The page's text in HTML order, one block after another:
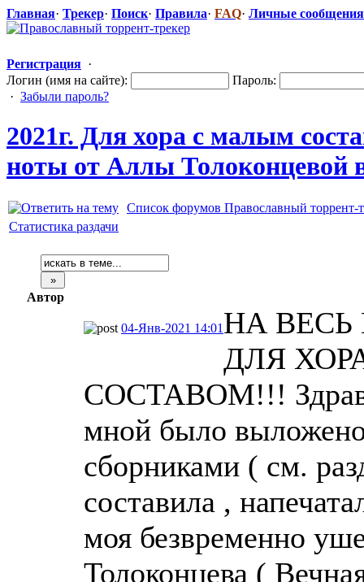
Главная· Трекер· Поиск· Правила· FAQ· Личные сообщения
Регистрация ·
Логин (имя на сайте):
Пароль:
· Забыли пароль?
2021г. Для хора с малым
ноты от Аллы Толоконцевой
Список форумов Православный торрент-
Статистика раздачи
Автор
04-Янв-2021 14:01 НА ВЕСЬ
ДЛЯ
СОСТАВОМ!!!
мной было
сборниками ( см.
составила ,
моя безвременно
Толоконцева (